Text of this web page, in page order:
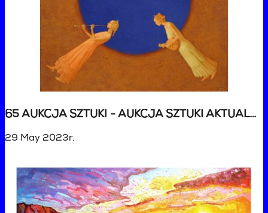
65 AUKCJA SZTUKI - AUKCJA SZTUKI AKTUALNEJ
29 May 2023r.